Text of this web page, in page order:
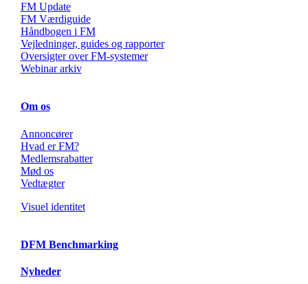
FM Update
FM Værdiguide
Håndbogen i FM
Vejledninger, guides og rapporter
Oversigter over FM-systemer
Webinar arkiv
Om os
Annoncører
Hvad er FM?
Medlemsrabatter
Mød os
Vedtægter
Visuel identitet
DFM Benchmarking
Nyheder